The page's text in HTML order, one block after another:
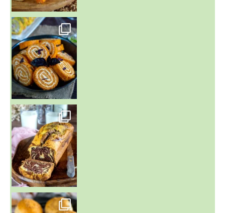
~ BUNS MAISON ~
Un peu de boulange par ici au